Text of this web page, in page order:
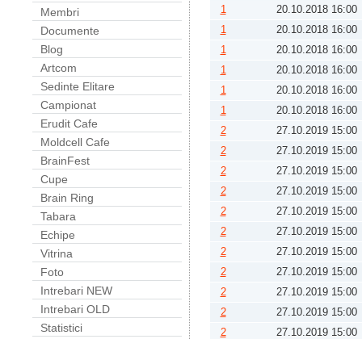
Membri
Documente
Blog
Artcom
Sedinte Elitare
Campionat
Erudit Cafe
Moldcell Cafe
BrainFest
Cupe
Brain Ring
Tabara
Echipe
Vitrina
Foto
Intrebari NEW
Intrebari OLD
Statistici
1
20.10.2018 16:00
1
20.10.2018 16:00
1
20.10.2018 16:00
1
20.10.2018 16:00
1
20.10.2018 16:00
1
20.10.2018 16:00
2
27.10.2019 15:00
2
27.10.2019 15:00
2
27.10.2019 15:00
2
27.10.2019 15:00
2
27.10.2019 15:00
2
27.10.2019 15:00
2
27.10.2019 15:00
2
27.10.2019 15:00
2
27.10.2019 15:00
2
27.10.2019 15:00
2
27.10.2019 15:00